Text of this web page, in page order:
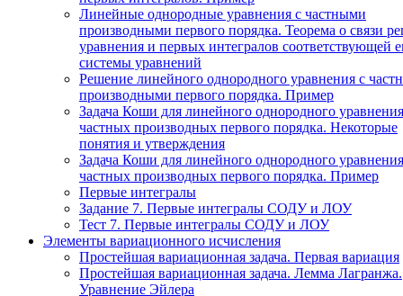
Линейные однородные уравнения с частными
производными первого порядка. Теорема о связи
уравнения и первых интегралов соответствующей
системы уравнений
Решение линейного однородного уравнения с
производными первого порядка. Пример
Задача Коши для линейного однородного
частных производных первого порядка. Некоторые
понятия и утверждения
Задача Коши для линейного однородного
частных производных первого порядка. Пример
Первые интегралы
Задание 7. Первые интегралы СОДУ и ЛОУ
Тест 7. Первые интегралы СОДУ и ЛОУ
Элементы вариационного исчисления
Простейшая вариационная задача. Первая вариация
Простейшая вариационная задача. Лемма Лагранжа.
Уравнение Эйлера